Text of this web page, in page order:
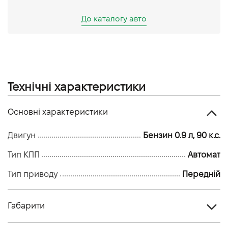
До каталогу авто
Технічні характеристики
Основні характеристики
Двигун Бензин 0.9 л, 90 к.с.
Тип КПП Автомат
Тип приводу Передній
Габарити